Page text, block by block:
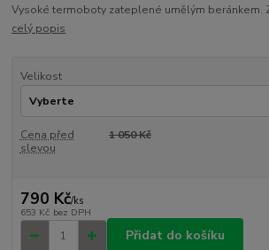
Vysoké termoboty zateplené umělým beránkem.
celý popis
Velikost
Cena před
slevou
1 050 Kč
790 Kč/ks
653 Kč bez DPH
Přidat do košíku